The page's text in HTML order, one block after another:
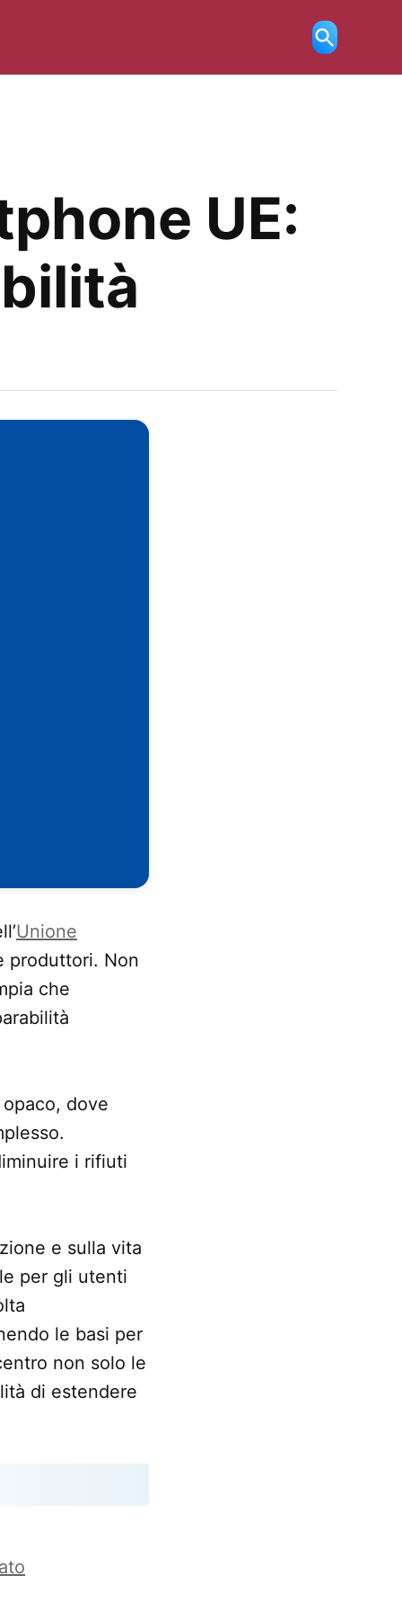
Ricerca
aperta
UE:
Unione
produttori. Non
che
dove
i rifiuti
e sulla vita
per gli utenti
le basi per
non solo le
di estendere